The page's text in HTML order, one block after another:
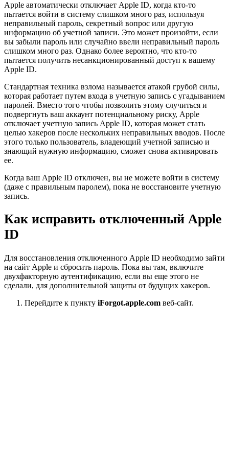
Apple автоматически отключает Apple ID, когда кто-то
пытается войти в систему слишком много раз, используя
неправильный пароль, секретный вопрос или другую
информацию об учетной записи. Это может произойти, если
вы забыли пароль или случайно ввели неправильный пароль
слишком много раз. Однако более вероятно, что кто-то
пытается получить несанкционированный доступ к вашему
Apple ID.
Стандартная техника взлома называется атакой грубой силы,
которая работает путем входа в учетную запись с угадыванием
паролей. Вместо того чтобы позволить этому случиться и
подвергнуть ваш аккаунт потенциальному риску, Apple
отключает учетную запись Apple ID, которая может стать
целью хакеров после нескольких неправильных вводов. После
этого только пользователь, владеющий учетной записью и
знающий нужную информацию, сможет снова активировать
ее.
Когда ваш Apple ID отключен, вы не можете войти в систему
(даже с правильным паролем), пока не восстановите учетную
запись.
Как исправить отключенный Apple
ID
Для восстановления отключенного Apple ID необходимо зайти
на сайт Apple и сбросить пароль. Пока вы там, включите
двухфакторную аутентификацию, если вы еще этого не
сделали, для дополнительной защиты от будущих хакеров.
Перейдите к пункту iForgot.apple.com веб-сайт.